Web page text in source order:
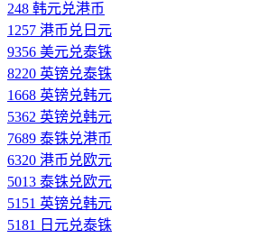
248 韩元兑港币
1257 港币兑日元
9356 美元兑泰铢
8220 英镑兑泰铢
1668 英镑兑韩元
5362 英镑兑韩元
7689 泰铢兑港币
6320 港币兑欧元
5013 泰铢兑欧元
5151 英镑兑韩元
5181 日元兑泰铢